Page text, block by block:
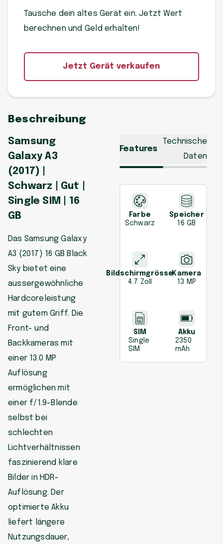
Tausche dein altes Gerät ein. Jetzt Wert
berechnen und Geld erhalten!
Jetzt Gerät verkaufen
Beschreibung
Samsung
Galaxy A3
(2017) |
Schwarz | Gut |
Single SIM | 16
GB
Das Samsung Galaxy
A3 (2017) 16 GB Black
Sky bietet eine
aussergewöhnliche
Hardcoreleistung
mit gutem Griff. Die
Front- und
Backkameras mit
einer 13.0 MP
Auflösung
ermöglichen mit
einer f/1.9-Blende
selbst bei
schlechten
Lichtverhältnissen
faszinierend klare
Bilder in HDR-
Auflösung. Der
optimierte Akku
liefert längere
Nutzungsdauer,
Features
Technische
Daten
Farbe
Schwarz
Speicher
16 GB
Bildschirmgrösse
4.7 Zoll
Kamera
13 MP
SIM
Single
SIM
Akku
2350
mAh